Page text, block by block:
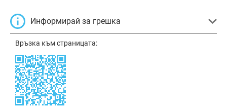
Информирай за грешка
Връзка към страницата: